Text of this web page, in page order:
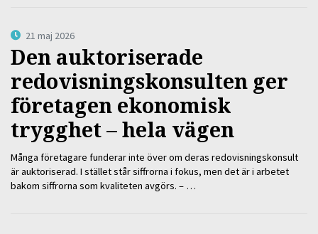
21 maj 2026
Den auktoriserade
redovisningskonsulten ger
företagen ekonomisk
trygghet – hela vägen
Många företagare funderar inte över om deras redovisningskonsult
är auktoriserad. I stället står siffrorna i fokus, men det är i arbetet
bakom siffrorna som kvaliteten avgörs. – …